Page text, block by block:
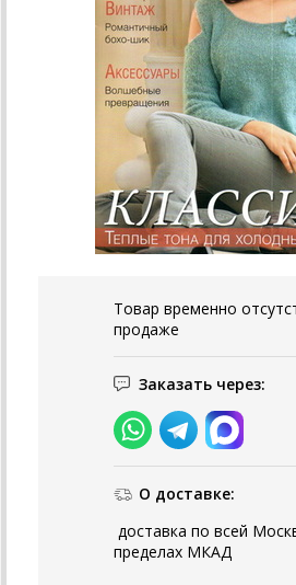
Товар временно
продаже
Заказать через:
О доставке:
доставка по всей
пределах МКАД